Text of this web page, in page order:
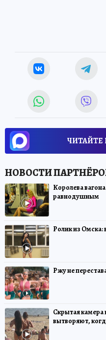
ЧИТАЙТЕ
Королева
равнодушным
Ролик из Омска:
Ржу не
Скрытая
вытворяют,